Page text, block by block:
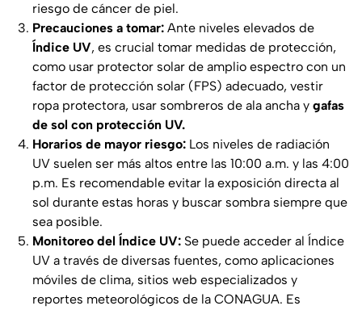
riesgo de cáncer de piel.
Precauciones a tomar: Ante niveles elevados de
Índice UV, es crucial tomar medidas de protección,
como usar protector solar de amplio espectro con un
factor de protección solar (FPS) adecuado, vestir
ropa protectora, usar sombreros de ala ancha y gafas
de sol con protección UV.
Horarios de mayor riesgo: Los niveles de radiación
UV suelen ser más altos entre las 10:00 a.m. y las 4:00
p.m. Es recomendable evitar la exposición directa al
sol durante estas horas y buscar sombra siempre que
sea posible.
Monitoreo del Índice UV: Se puede acceder al Índice
UV a través de diversas fuentes, como aplicaciones
móviles de clima, sitios web especializados y
reportes meteorológicos de la CONAGUA. Es